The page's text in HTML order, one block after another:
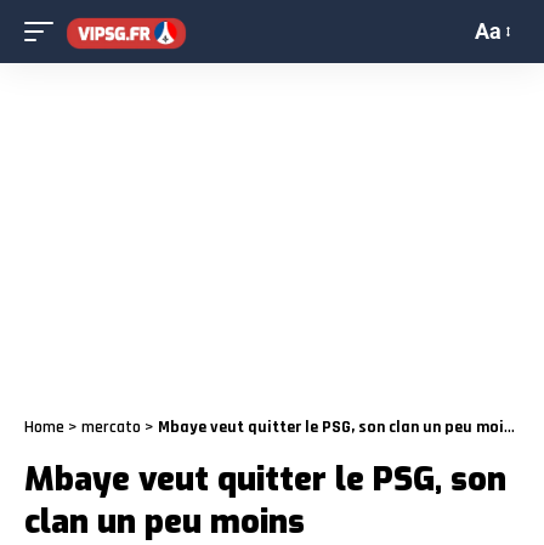
Aa
Home > mercato > Mbaye veut quitter le PSG, son clan un peu moins
Mbaye veut quitter le PSG, son
clan un peu moins